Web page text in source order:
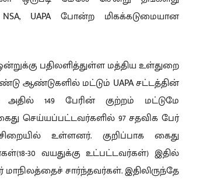
UAPA போன்ற மிகக்கடுமையான
பதிலளித்துள்ள மத்திய உள்துறை
ஆண்டுகளில் மட்டும் UAPA சட்டத்தின்
அதில் 149 பேரின் குற்றம் மட்டுமே
கைது செய்யப்பட்டவர்களில் 97 சதவிக பேர்
உள்ளனர். குறிப்பாக கைது
30 வயதுக்கு உட்பட்டவர்கள்) இதில்
சார்ந்தவர்கள். இதிலிருந்தே